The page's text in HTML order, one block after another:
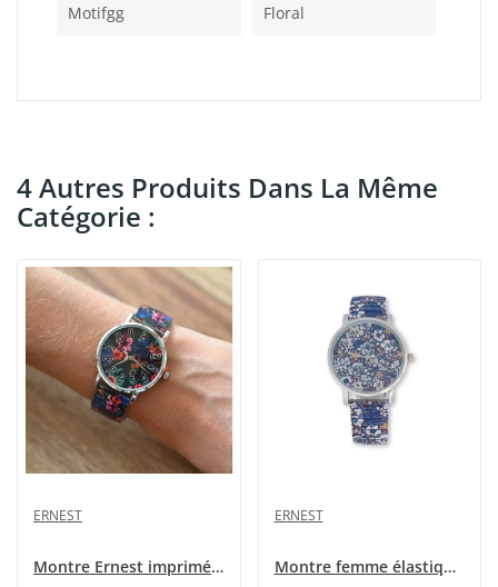
Motifgg Floral
4 Autres Produits Dans La Même
Catégorie :
ERNEST
Montre Ernest imprimé fleurs tropicales
ERNEST
Montre femme élastique liberty Ernest E64001-011